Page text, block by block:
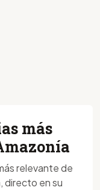
más
relevante de
directo en su